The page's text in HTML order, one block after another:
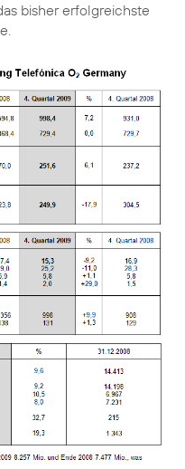
bisher erfolgreichste